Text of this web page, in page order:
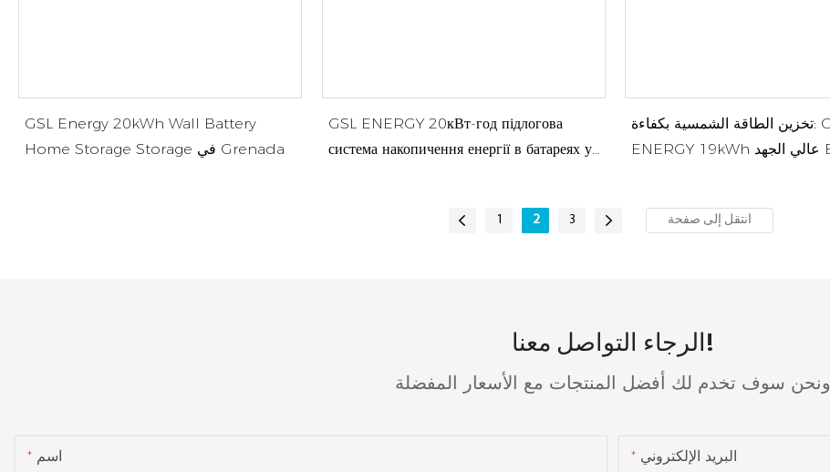
GSL Energy 20kWh Wall Battery
Home Storage Storage في Grenada
GSL ENERGY 20кВт-год підлогова
система накопичення енергії в батареях у
تخزين الطاقة الشمسية بكفاءة: GSL
ENERGY 19kWh عالي الجهد ESS في
1 2 3
الرجاء التواصل معنا!
ونحن سوف تخدم لك أفضل المنتجات مع الأسعار المفضلة
اسم البريد الإلكتروني